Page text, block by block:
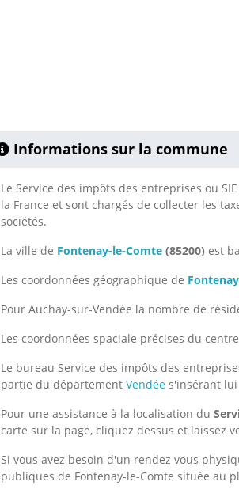
Informations sur la commune
Le Service des impôts des entreprises ou
la France et sont chargés de collecter les
sociétés.
La ville de Fontenay-le-Comte (85200) est
Les coordonnées géographique de
Pour Auchay-sur-Vendée la nombre de
Les coordonnées spaciale précises du
Le bureau Service des impôts des
partie du département Vendée s'insérant
Pour une assistance à la localisation du
carte sur la page, cliquez dessus et laissez
Si vous avez besoin d'un rendez vous
publiques de Fontenay-le-Comte située au